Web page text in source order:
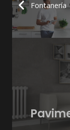
Fontanería